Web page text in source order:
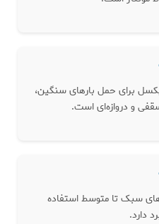
برای حمل بارهای سنگین،
و دروازه‌ای است.
سبک تا متوسط استفاده
دارد.